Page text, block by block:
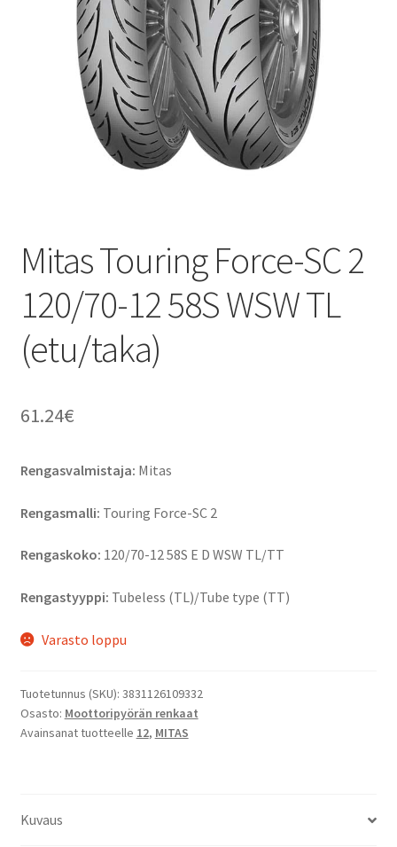
Mitas Touring Force-SC 2
120/70-12 58S WSW TL
(etu/taka)
61.24€
Rengasvalmistaja: Mitas
Rengasmalli: Touring Force-SC 2
Rengaskoko: 120/70-12 58S E D WSW TL/TT
Rengastyyppi: Tubeless (TL)/Tube type (TT)
Varasto loppu
Tuotetunnus (SKU): 3831126109332
Osasto: Moottoripyörän renkaat
Avainsanat tuotteelle 12, MITAS
Kuvaus